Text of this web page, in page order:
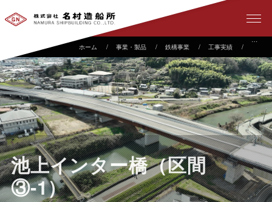
事業・製品 鉄構事業 工事実績
池上インター橋（区間
③-1）